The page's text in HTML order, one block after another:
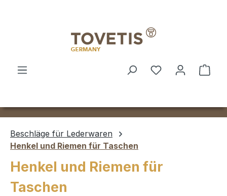
Beschläge für Lederwaren
Henkel und Riemen für Taschen
Henkel und Riemen für
Taschen